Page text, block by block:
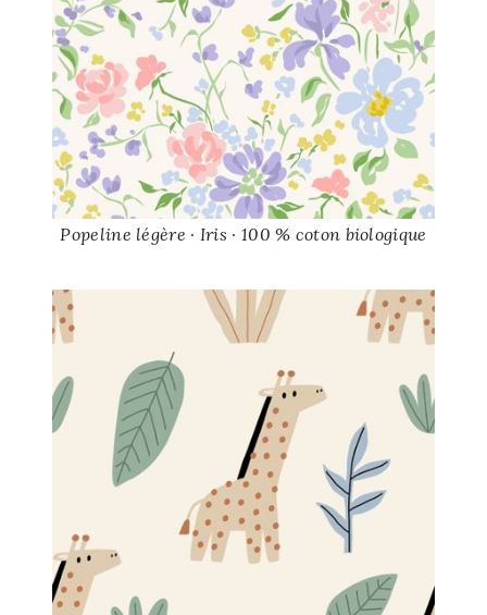
Popeline légère · Iris · 100 % coton biologique